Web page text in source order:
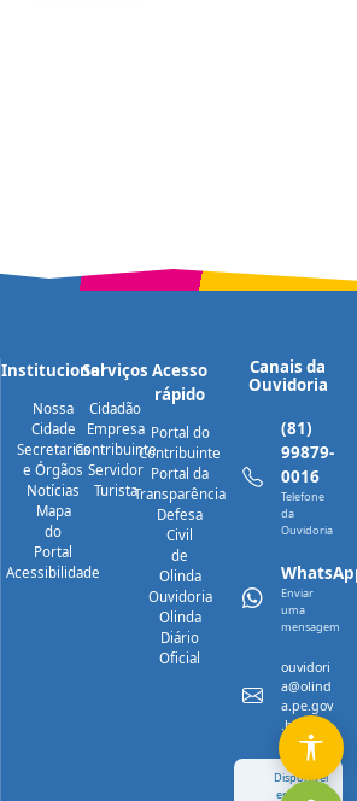
Institucional
Nossa
Cidade
Secretarias
e Órgãos
Notícias
Mapa
do
Portal
Acessibilidade
Serviços
Cidadão
Empresa
Contribuinte
Servidor
Turista
Acesso
rápido
Portal do
Contribuinte
Portal da
Transparência
Defesa
Civil
de
Olinda
Ouvidoria
Olinda
Diário
Oficial
Canais da
Ouvidoria
(81)
99879-
0016
Telefone
da
Ouvidoria
Enviar
uma
mensagem
ouvidori
a@olind
a.pe.gov
.br
Disponível
em breve